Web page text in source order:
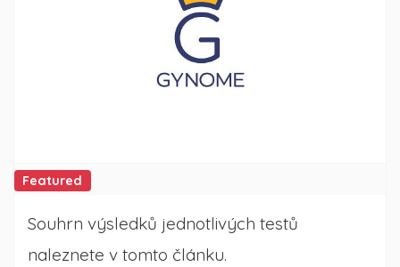
Featured
Souhrn výsledků jednotlivých testů
naleznete v tomto článku.